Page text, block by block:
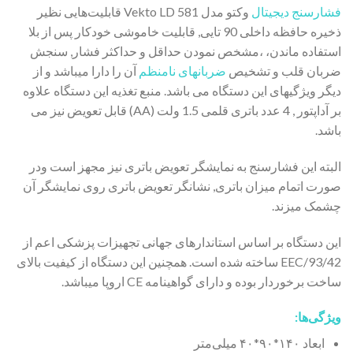
فشارسنج دیجیتال
وکتو مدل Vekto LD 581 قابلیت‌هایی نظیر
ذخیره حافظه داخلی 90 تایی, قابلیت خاموشی خودکار پس از بلا
استفاده ماندن، ،مشخص نمودن حداقل و حداکثر فشار, سنجش
ضربان قلب و تشخیص ضربانهای نامنظم آن را دارا میباشد و از
دیگر ویژگیهای این دستگاه می باشد. منبع تغذیه این دستگاه علاوه
بر آداپتور , 4 عدد باتری قلمی 1.5 ولت (AA) قابل تعویض نیز می
باشد.
البته این فشارسنج به نمایشگر تعویض باتری نیز مجهز است ودر
صورت اتمام میزان باتری, نشانگر تعویض باتری روی نمایشگر آن
چشمک میزند.
این دستگاه بر اساس استاندارهای جهانی تجهیزات پزشکی اعم از
93/42/EEC ساخته شده است. همچنین این دستگاه از کیفیت بالای
ساخت برخوردار بوده و دارای گواهینامه CE اروپا میباشد.
ویژگی‌ها:
ابعاد ۱۴۰*۹۰*۴۰ میلی‌متر